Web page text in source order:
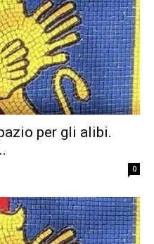
per gli alibi.
0